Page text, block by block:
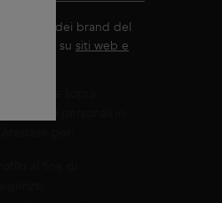
dei brand del
interessi su siti web e